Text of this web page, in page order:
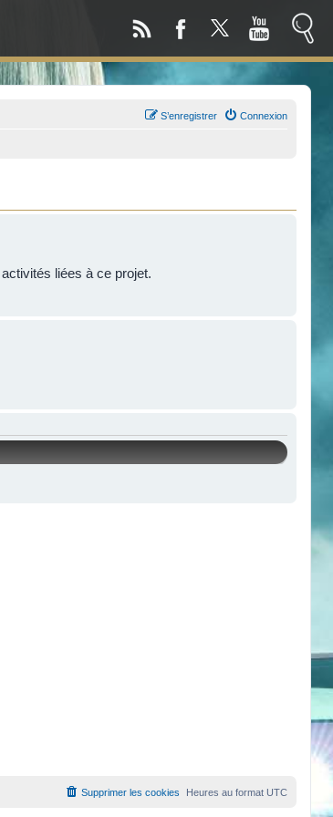
Connexion
S’enregistrer
liées à ce projet.
Heures au format UTC
Supprimer les cookies